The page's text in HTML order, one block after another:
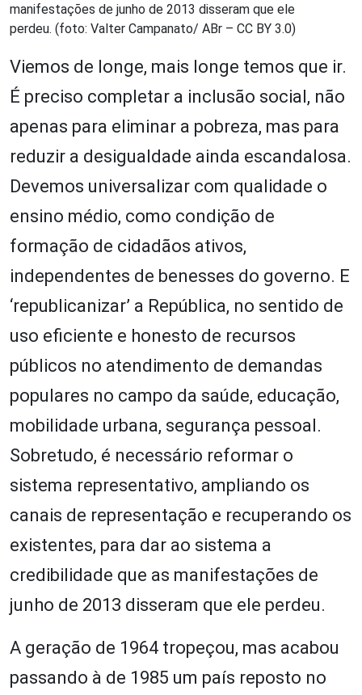
manifestações de junho de 2013 disseram que ele
perdeu. (foto: Valter Campanato/ ABr – CC BY 3.0)
Viemos de longe, mais longe temos que ir.
É preciso completar a inclusão social, não
apenas para eliminar a pobreza, mas para
reduzir a desigualdade ainda escandalosa.
Devemos universalizar com qualidade o
ensino médio, como condição de
formação de cidadãos ativos,
independentes de benesses do governo. E
‘republicanizar’ a República, no sentido de
uso eficiente e honesto de recursos
públicos no atendimento de demandas
populares no campo da saúde, educação,
mobilidade urbana, segurança pessoal.
Sobretudo, é necessário reformar o
sistema representativo, ampliando os
canais de representação e recuperando os
existentes, para dar ao sistema a
credibilidade que as manifestações de
junho de 2013 disseram que ele perdeu.
A geração de 1964 tropeçou, mas acabou
passando à de 1985 um país reposto no